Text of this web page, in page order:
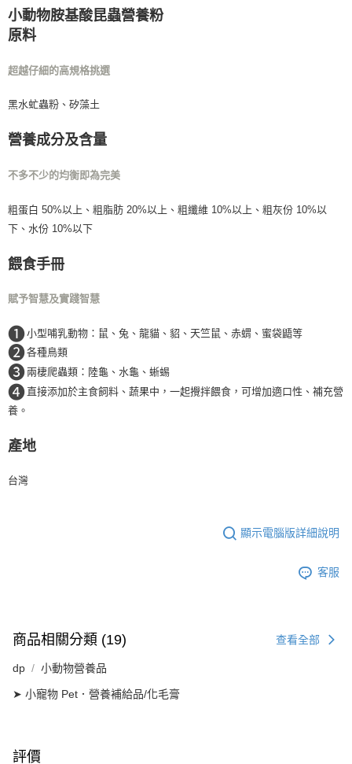
每筆NT$160
每筆NT$160，滿NT$5,000(含以上)免運費
付款後門市自取
小動物胺基酸昆蟲營養粉
原料
超越仔細的高規格挑選
黑水虻蟲粉、矽藻土
營養成分及含量
不多不少的均衡即為完美
粗蛋白 50%以上、粗脂肪 20%以上、粗纖維 10%以上、粗灰份 10%以
下、水份 10%以下
餵食手冊
賦予智慧及實踐智慧
❶小型哺乳動物：鼠、兔、龍貓、貂、天竺鼠、赤蝟、蜜袋鼯等
❷各種鳥類
❸ 兩棲爬蟲類：陸龜、水龜、蜥蜴
❹ 直接添加於主食飼料、蔬果中，一起攪拌餵食，可增加適口性、補充營
養。
產地
台灣
顯示電腦版詳細說明
客服
商品相關分類 (19) 查看全部
dp 小動物營養品
➤ 小寵物 Pet．營養補給品/化毛膏
評價